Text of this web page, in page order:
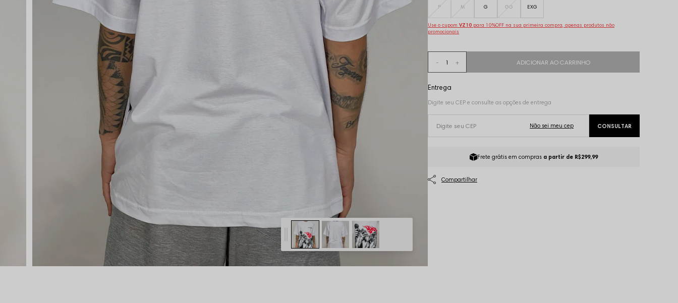
P M G GG EXG
Use o cupom VZ10 para 10%OFF na sua primeira compra, apenas produtos não
promocionais
Frete grátis em compras a partir de R$299,99